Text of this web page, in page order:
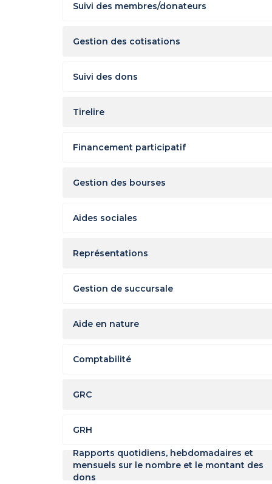
Suivi des membres/donateurs
Gestion des cotisations
Suivi des dons
Tirelire
Financement participatif
Gestion des bourses
Aides sociales
Représentations
Gestion de succursale
Aide en nature
Comptabilité
GRC
GRH
Rapports quotidiens, hebdomadaires et
mensuels sur le nombre et le montant des
dons